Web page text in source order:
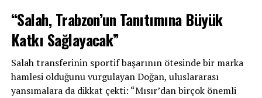
“Salah, Trabzon’un Tanıtımına Büyük
Katkı Sağlayacak”
Salah transferinin sportif başarının ötesinde bir marka
hamlesi olduğunu vurgulayan Doğan, uluslararası
yansımalara da dikkat çekti: “Mısır’dan birçok önemli